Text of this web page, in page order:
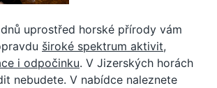
uprostřed horské přírody vám
široké spektrum aktivit,
i odpočinku. V Jizerských horách
nebudete. V nabídce naleznete